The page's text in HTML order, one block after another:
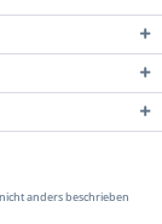
anders beschrieben